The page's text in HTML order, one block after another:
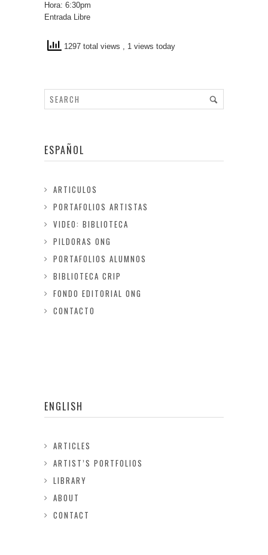
Hora: 6:30pm
Entrada Libre
1297 total views , 1 views today
ESPAÑOL
ARTICULOS
PORTAFOLIOS ARTISTAS
VIDEO: BIBLIOTECA
PILDORAS ONG
PORTAFOLIOS ALUMNOS
BIBLIOTECA CRIP
FONDO EDITORIAL ONG
CONTACTO
ENGLISH
ARTICLES
ARTIST’S PORTFOLIOS
LIBRARY
ABOUT
CONTACT